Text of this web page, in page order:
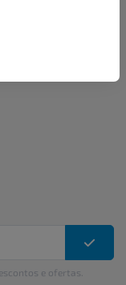
e ofertas.